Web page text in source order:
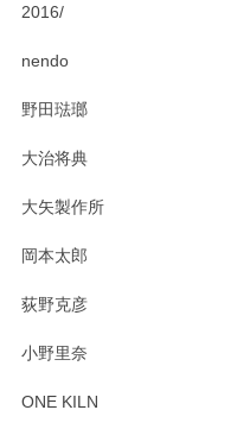
2016/
nendo
野田琺瑯
大治将典
大矢製作所
岡本太郎
荻野克彦
小野里奈
ONE KILN